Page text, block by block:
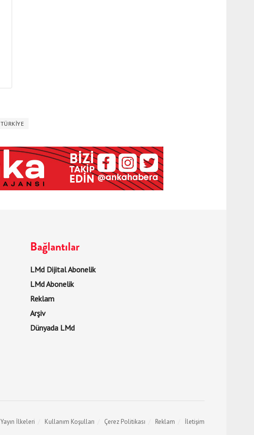
TÜRKİYE
Bağlantılar
LMd Dijital Abonelik
LMd Abonelik
Reklam
Arşiv
Dünyada LMd
Yayın İlkeleri Kullanım Koşulları Çerez Politikası Reklam İletişim